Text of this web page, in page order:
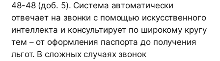
48-48 (доб. 5). Система автоматически
отвечает на звонки с помощью искусственного
интеллекта и консультирует по широкому кругу
тем – от оформления паспорта до получения
льгот. В сложных случаях звонок